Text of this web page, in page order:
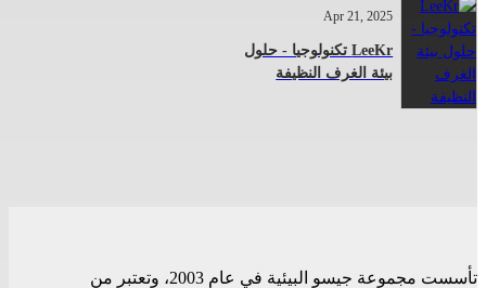
Apr 21, 2025
LeeKr تكنولوجيا - حلول
بيئة الغرف النظيفة
تأسست مجموعة جيسو البيئية في عام 2003، وتعتبر من